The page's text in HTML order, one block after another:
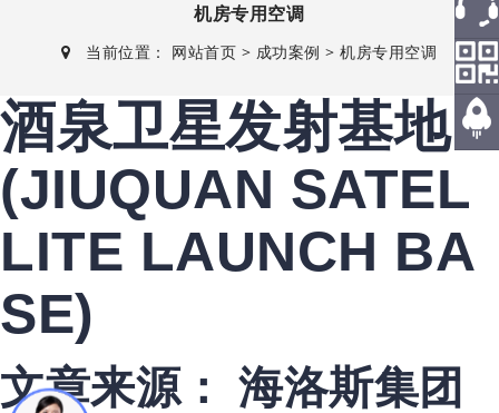
机房专用空调
当前位置： 网站首页 > 成功案例 >机房专用空调
酒泉卫星发射基地
(JIUQUAN SATEL
LITE LAUNCH BA
SE)
文章来源： 海洛斯集团
热线
微信